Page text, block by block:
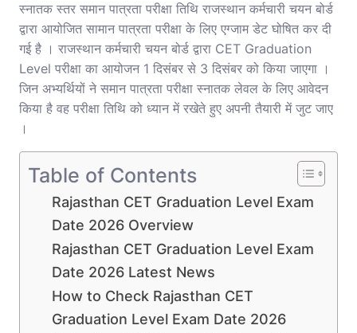
स्नातक स्तर समान पात्रता परीक्षा तिथि राजस्थान कर्मचारी चयन बोर्ड
द्वारा आयोजित सामान पात्रता परीक्षा के लिए एग्जाम डेट घोषित कर दी
गई है । राजस्थान कर्मचारी चयन बोर्ड द्वारा CET Graduation
Level परीक्षा का आयोजन 1 दिसंबर से 3 दिसंबर को किया जाएगा ।
जिन अभ्यर्थियों ने समान पात्रता परीक्षा स्नातक लेवल के लिए आवेदन
किया है वह परीक्षा तिथि को ध्यान में रखेते हुए अपनी तैयारी में जुट जाए
।
Table of Contents
Rajasthan CET Graduation Level Exam
Date 2026 Overview
Rajasthan CET Graduation Level Exam
Date 2026 Latest News
How to Check Rajasthan CET
Graduation Level Exam Date 2026